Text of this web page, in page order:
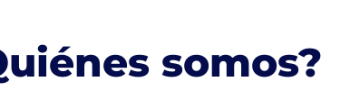
somos?